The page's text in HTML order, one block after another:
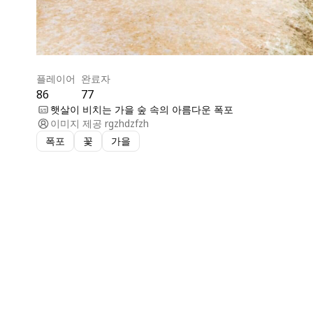
플레이어
86
완료자
77
햇살이 비치는 가을 숲 속의 아름다운 폭포
이미지 제공 rgzhdzfzh
폭포
꽃 가을